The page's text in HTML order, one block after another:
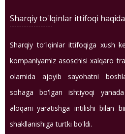
Sharqiy to'lqinlar ittifoqi haqida
Sharqiy toʻlqinlar ittifoqiga xush
kompaniyamiz asoschisi xalqaro
olamida ajoyib sayohatni
sohaga bo'lgan ishtiyoqi
aloqani yaratishga intilishi bilan
shakllanishiga turtki bo'ldi.